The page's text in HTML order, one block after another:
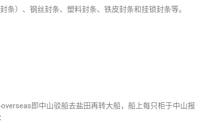
）、钢丝封条、塑料封条、铁皮封条和挂锁封条等。
即中山驳船去盐田再转大船，船上每只柜于中山报